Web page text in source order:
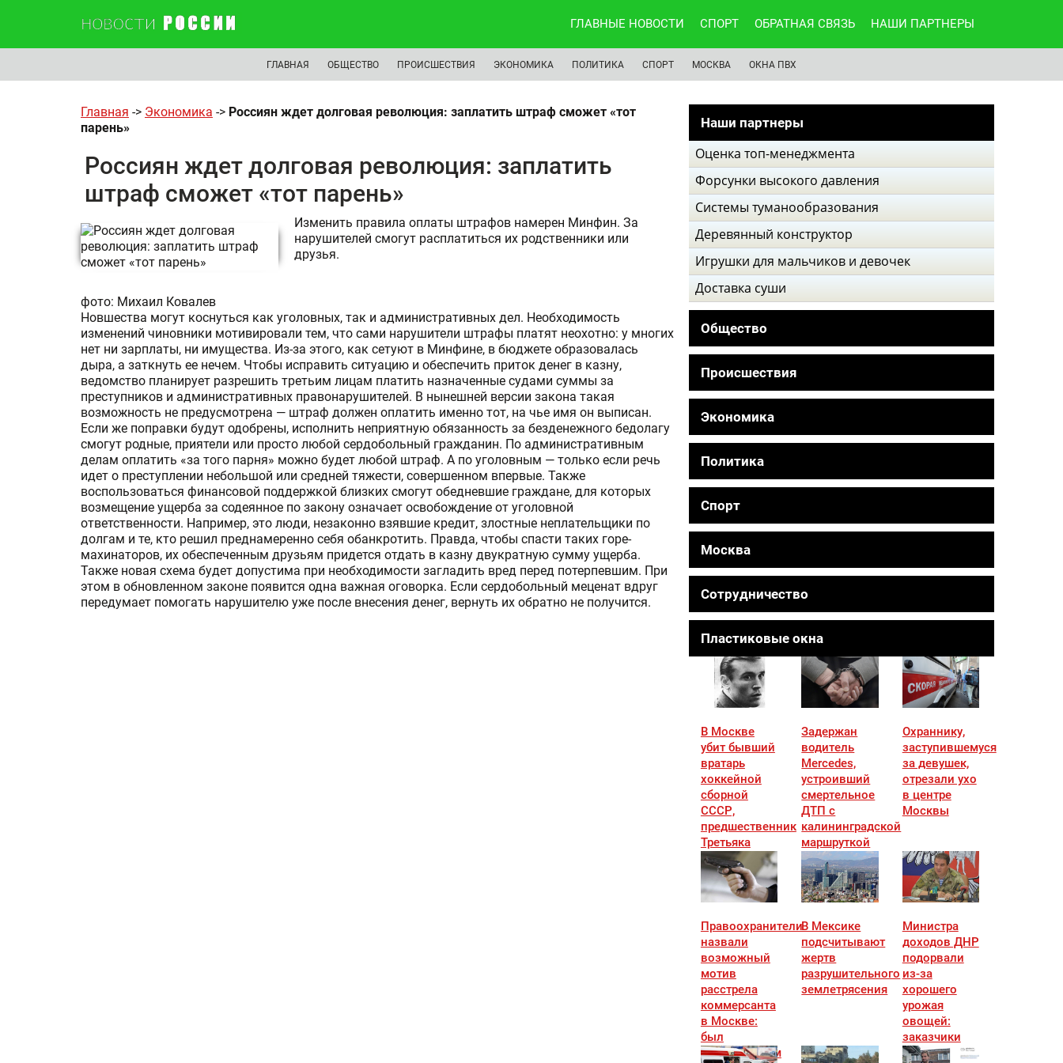
ГЛАВНЫЕ НОВОСТИ СПОРТ ОБРАТНАЯ СВЯЗЬ НАШИ ПАРТНЕРЫ
ГЛАВНАЯ ОБЩЕСТВО ПРОИСШЕСТВИЯ ЭКОНОМИКА ПОЛИТИКА СПОРТ МОСКВА ОКНА ПВХ
Главная -> Экономика -> Россиян ждет долговая революция: заплатить штраф сможет «тот
парень»
Россиян ждет долговая революция: заплатить
штраф сможет «тот парень»
Изменить правила оплаты штрафов намерен Минфин. За
нарушителей смогут расплатиться их родственники или
друзья.
фото: Михаил Ковалев
Новшества могут коснуться как уголовных, так и административных дел. Необходимость
изменений чиновники мотивировали тем, что сами нарушители штрафы платят неохотно: у многих
нет ни зарплаты, ни имущества. Из-за этого, как сетуют в Минфине, в бюджете образовалась
дыра, а заткнуть ее нечем. Чтобы исправить ситуацию и обеспечить приток денег в казну,
ведомство планирует разрешить третьим лицам платить назначенные судами суммы за
преступников и административных правонарушителей. В нынешней версии закона такая
возможность не предусмотрена — штраф должен оплатить именно тот, на чье имя он выписан.
Если же поправки будут одобрены, исполнить неприятную обязанность за безденежного бедолагу
смогут родные, приятели или просто любой сердобольный гражданин. По административным
делам оплатить «за того парня» можно будет любой штраф. А по уголовным — только если речь
идет о преступлении небольшой или средней тяжести, совершенном впервые. Также
воспользоваться финансовой поддержкой близких смогут обедневшие граждане, для которых
возмещение ущерба за содеянное по закону означает освобождение от уголовной
ответственности. Например, это люди, незаконно взявшие кредит, злостные неплательщики по
долгам и те, кто решил преднамеренно себя обанкротить. Правда, чтобы спасти таких горе-
махинаторов, их обеспеченным друзьям придется отдать в казну двукратную сумму ущерба.
Также новая схема будет допустима при необходимости загладить вред перед потерпевшим. При
этом в обновленном законе появится одна важная оговорка. Если сердобольный меценат вдруг
передумает помогать нарушителю уже после внесения денег, вернуть их обратно не получится.
Наши партнеры
Оценка топ-менеджмента
Форсунки высокого давления
Системы туманообразования
Деревянный конструктор
Игрушки для мальчиков и девочек
Доставка суши
Общество
Происшествия
Экономика
Политика
Спорт
Москва
Сотрудничество
Пластиковые окна
В Москве
убит бывший
вратарь
хоккейной
сборной
СССР,
предшественник
Третьяка
Задержан
водитель
Mercedes,
устроивший
смертельное
ДТП с
калининградской
маршруткой
Охраннику,
заступившемуся
за девушек,
отрезали ухо
в центре
Москвы
Правоохранители
назвали
возможный
мотив
расстрела
коммерсанта
в Москве:
был
конфликтным
В Мексике
подсчитывают
жертв
разрушительного
землетрясения
Министра
доходов ДНР
подорвали
из-за
хорошего
урожая
овощей:
заказчики
известны